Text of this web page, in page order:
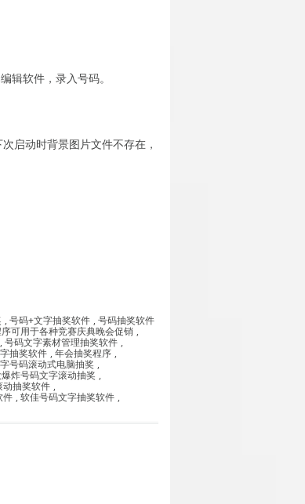
辑软件，录入号码。
启动时背景图片文件不存在，
, 号码+文字抽奖软件 , 号码抽奖软件
可用于各种竞赛庆典晚会促销 ,
, 号码文字素材管理抽奖软件 ,
抽奖软件 , 年会抽奖程序 ,
号码滚动式电脑抽奖 ,
炸号码文字滚动抽奖 ,
动抽奖软件 ,
件 , 软佳号码文字抽奖软件 ,